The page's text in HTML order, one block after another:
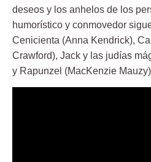
deseos y los anhelos de los
humorístico y conmovedor
Cenicienta (Anna Kendrick),
Crawford), Jack y las judías
y Rapunzel (MacKenzie